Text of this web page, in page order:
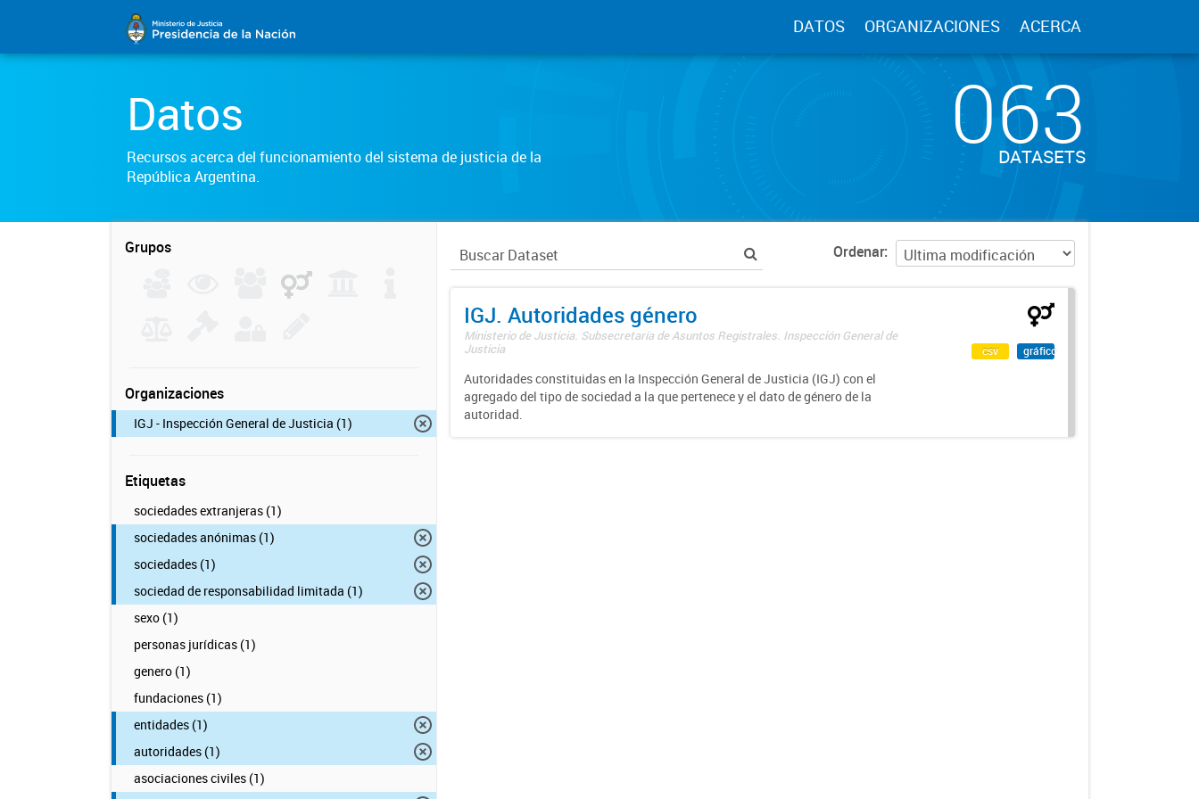
DATOS ORGANIZACIONES ACERCA
Datos
Recursos acerca del funcionamiento del sistema de justicia de la
República Argentina.
063
DATASETS
Grupos
Organizaciones
IGJ - Inspección General de Justicia (1)
Etiquetas
sociedades extranjeras (1)
sociedades anónimas (1)
sociedades (1)
sociedad de responsabilidad limitada (1)
sexo (1)
personas jurídicas (1)
genero (1)
fundaciones (1)
entidades (1)
autoridades (1)
asociaciones civiles (1)
Ordenar
IGJ. Autoridades género
Ministerio de Justicia. Subsecretaría de Asuntos Registrales. Inspección General de
Justicia
Autoridades constituidas en la Inspección General de Justicia (IGJ) con el
agregado del tipo de sociedad a la que pertenece y el dato de género de la
autoridad.
csv gráfico